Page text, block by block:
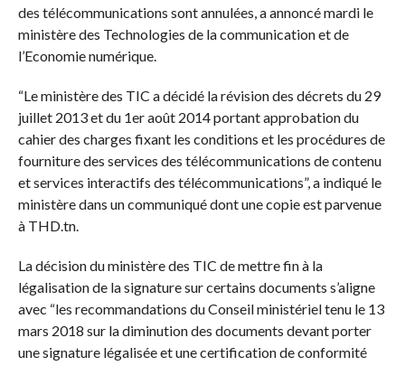
des télécommunications sont annulées, a annoncé mardi le
ministère des Technologies de la communication et de
l’Economie numérique.
“Le ministère des TIC a décidé la révision des décrets du 29
juillet 2013 et du 1er août 2014 portant approbation du
cahier des charges fixant les conditions et les procédures de
fourniture des services des télécommunications de contenu
et services interactifs des télécommunications”, a indiqué le
ministère dans un communiqué dont une copie est parvenue
à THD.tn.
La décision du ministère des TIC de mettre fin à la
légalisation de la signature sur certains documents s’aligne
avec “les recommandations du Conseil ministériel tenu le 13
mars 2018 sur la diminution des documents devant porter
une signature légalisée et une certification de conformité